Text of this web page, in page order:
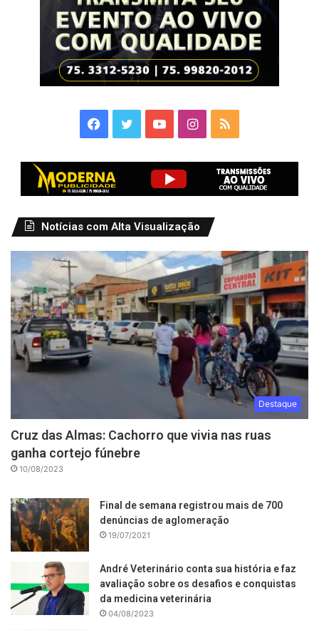
Facebook
TwitterYouTubeInstagram
RSS
Notícias com Alta Visualização
Destaque
Cruz das Almas: Cachorro que vivia nas ruas
ganha cortejo fúnebre
10/08/2023
Final de semana registrou mais de 700
denúncias de aglomeração
19/07/2021
André Veterinário conta sua história e faz
avaliação sobre os desafios e conquistas
da medicina veterinária
04/08/2023